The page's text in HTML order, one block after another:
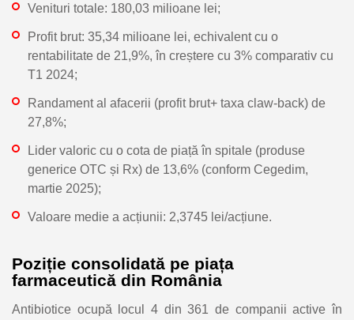
Venituri totale: 180,03 milioane lei;
Profit brut: 35,34 milioane lei, echivalent cu o
rentabilitate de 21,9%, în creștere cu 3% comparativ cu
T1 2024;
Randament al afacerii (profit brut+ taxa claw-back) de
27,8%;
Lider valoric cu o cota de piață în spitale (produse
generice OTC și Rx) de 13,6% (conform Cegedim,
martie 2025);
Valoare medie a acțiunii: 2,3745 lei/acțiune.
Poziție consolidată pe piața
farmaceutică din România
Antibiotice ocupă locul 4 din 361 de companii active în